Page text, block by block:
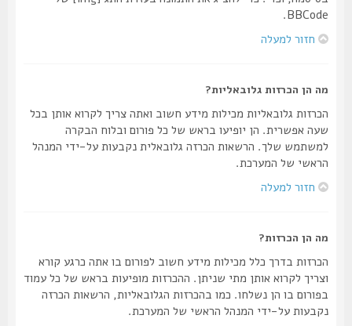
BBCode.
חזור למעלה
מה הן הכרזות גלובאליות?
הכרזות גלובאליות מכילות מידע חשוב ואתה צריך לקרוא אותן בכל
שעה אפשרית. הן יופיעו בראש של כל פורום ובלוח הבקרה
למשתמש שלך. הרשאות הכרזה גלובאלית נקבעות על-ידי המנהל
הראשי של המערכת.
חזור למעלה
מה הן הכרזות?
הכרזות בדרך כלל מכילות מידע חשוב לפורום בו אתה כרגע קורא
וצריך לקרוא אותן מתי שניתן. ההכרזות מופיעות בראש של כל עמוד
בפורום בו הן נשלחו. כמו בהכרזות הגלובאליות, הרשאות הכרזה
נקבעות על-ידי המנהל הראשי של המערכת.